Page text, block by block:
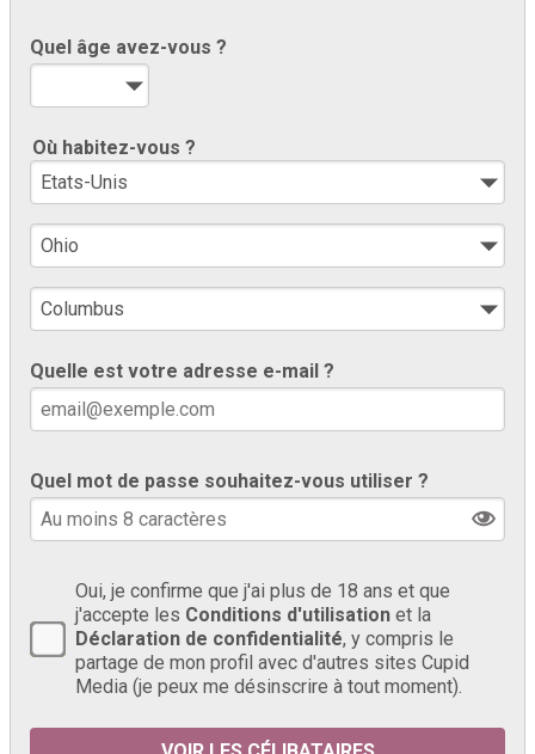
Quel âge avez-vous ?
Où habitez-vous ?
Quelle est votre adresse e-mail ?
Quel mot de passe souhaitez-vous utiliser ?
Oui, je confirme que j'ai plus de 18 ans et que
j'accepte les Conditions d'utilisation et la
Déclaration de confidentialité, y compris le
partage de mon profil avec d'autres sites Cupid
Media (je peux me désinscrire à tout moment).